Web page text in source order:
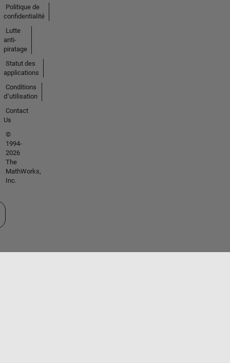
Politique de
confidentialité
Lutte
anti-
piratage
Statut des
applications
Conditions
d՚utilisation
Contact
Us
©
1994-
2026
The
MathWorks,
Inc.
un site web